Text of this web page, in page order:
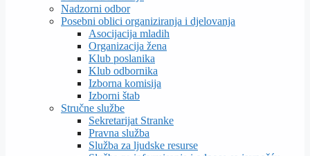
Nadzorni odbor
Posebni oblici organiziranja i djelovanja
Asocijacija mladih
Organizacija žena
Klub poslanika
Klub odbornika
Izborna komisija
Izborni štab
Stručne službe
Sekretarijat Stranke
Pravna služba
Služba za ljudske resurse